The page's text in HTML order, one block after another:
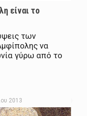
είναι το
των
να
γύρω από το
2013